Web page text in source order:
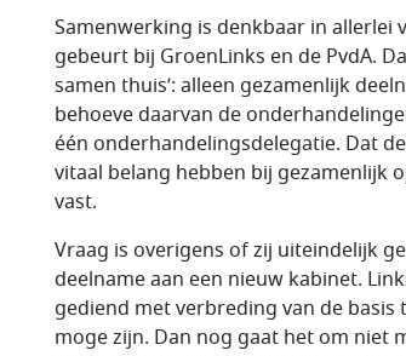
Samenwerking is denkbaar in allerlei
gebeurt bij GroenLinks en de PvdA.
samen thuis’: alleen gezamenlijk
behoeve daarvan de
één onderhandelingsdelegatie. Dat
vitaal belang hebben bij gezamenlijk
vast.
Vraag is overigens of zij uiteindelijk
deelname aan een nieuw kabinet.
gediend met verbreding van de basis
moge zijn. Dan nog gaat het om niet